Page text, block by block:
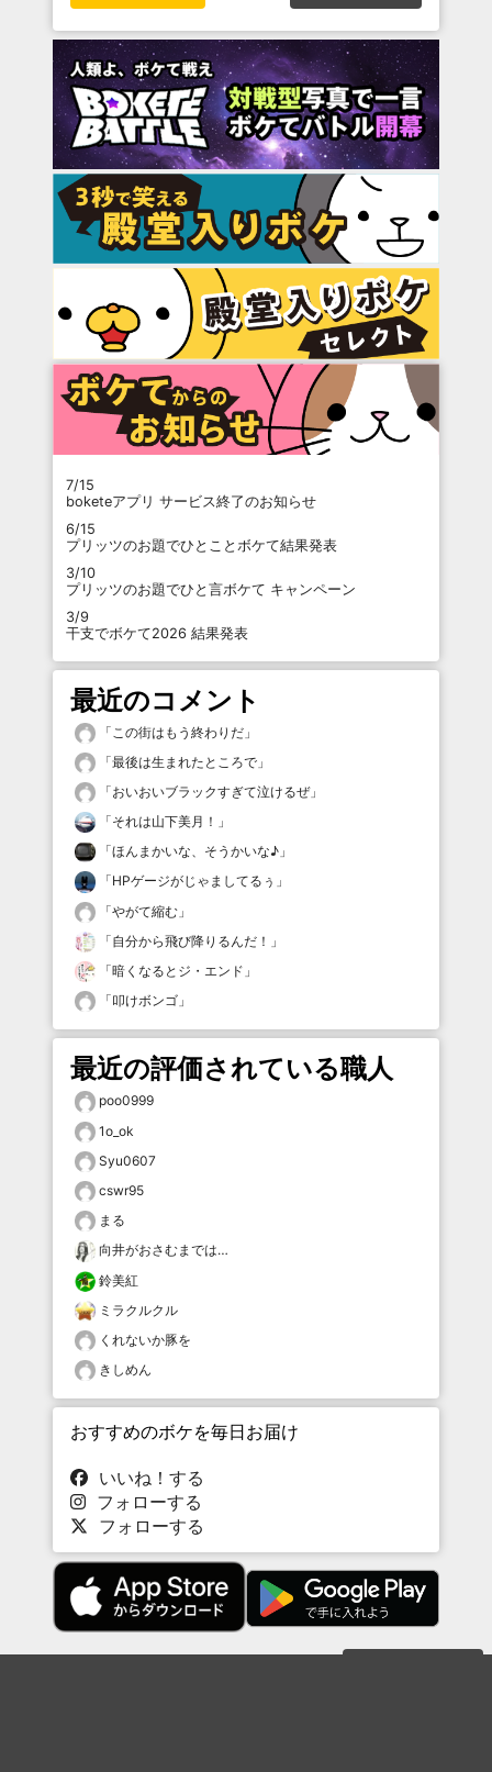
7/15
boketeアプリ サービス終了のお知らせ
6/15
プリッツのお題でひとことボケて結果発表
3/10
プリッツのお題でひと言ボケて キャンペーン
3/9
干支でボケて2026 結果発表
最近のコメント
「 この街はもう終わりだ 」
「最後は生まれたところで 」
「おいおいブラックすぎて泣けるぜ」
「それは山下美月！ 」
「ほんまかいな、そうかいな♪ 」
「HPゲージがじゃましてるぅ 」
「やがて縮む 」
「自分から飛び降りるんだ！ 」
「暗くなるとジ・エンド 」
「叩けボンゴ 」
最近の評価されている職人
poo0999
1o_ok
Syu0607
cswr95
まる
向井がおさむまでは…
鈴美紅
ミラクルクル
くれないか豚を
きしめん
おすすめのボケを毎日お届け
いいね！する
フォローする
フォローする